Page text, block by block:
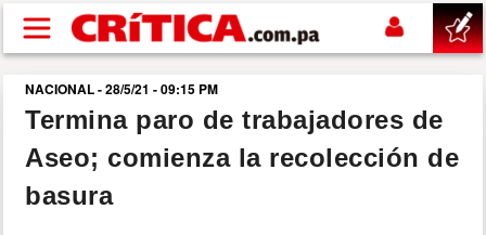
Pasar al contenido principal
buscar
SUCESOS
NACIONAL - 28/5/21 - 09:15 PM
Termina paro de trabajadores de
Aseo; comienza la recolección de
basura